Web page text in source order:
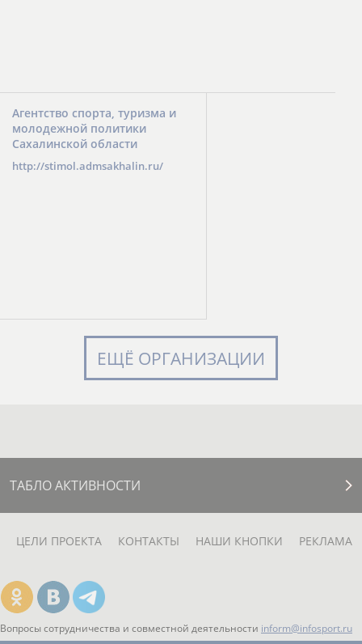
Агентство спорта, туризма и
молодежной политики
Сахалинской области
http://stimol.admsakhalin.ru/
ЕЩЁ ОРГАНИЗАЦИИ
ТАБЛО АКТИВНОСТИ
ЦЕЛИ ПРОЕКТА КОНТАКТЫ НАШИ КНОПКИ РЕКЛАМА
Вопросы сотрудничества и совместной деятельности inform@infosport.ru